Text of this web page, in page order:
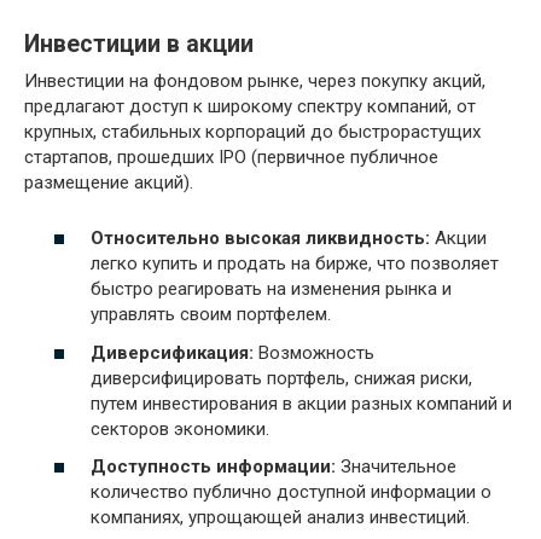
Инвестиции в акции
Инвестиции на фондовом рынке, через покупку акций,
предлагают доступ к широкому спектру компаний, от
крупных, стабильных корпораций до быстрорастущих
стартапов, прошедших IPO (первичное публичное
размещение акций).
Относительно высокая ликвидность: Акции
легко купить и продать на бирже, что позволяет
быстро реагировать на изменения рынка и
управлять своим портфелем.
Диверсификация: Возможность
диверсифицировать портфель, снижая риски,
путем инвестирования в акции разных компаний и
секторов экономики.
Доступность информации: Значительное
количество публично доступной информации о
компаниях, упрощающей анализ инвестиций.